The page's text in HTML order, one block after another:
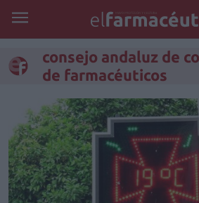
REGÍSTRATE
consejo andaluz de
de farmacéuticos